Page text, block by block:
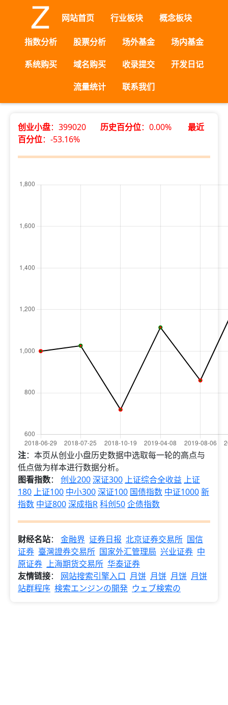
网站首页 行业板块 概念板块
指数分析 股票分析 场外基金
场内基金
系统购买
域名购买 收录提交
开发日记
流量统计
联系我们
创业小盘：399020 历史百分位：0.00% 最近
百分位：-53.16%
注：本页从创业小盘历史数据中选取每一轮的高点与
低点做为样本进行数据分析。
图看指数： 创业200深证300 上证综合全收益 上证
180 上证100 中小300深证100 国债指数 中证1000新
指数 中证800深成指R科创50企债指数
财经名站： 金融界 证券日报 北京证券交易所 国信
证券 臺灣證券交易所 国家外汇管理局 兴业证券 中
原证券 上海期货交易所 华泰证券
友情链接： 网站搜索引擎入口 月饼 月饼 月饼 月饼
站群程序 検索エンジンの開発 ウェブ検索の